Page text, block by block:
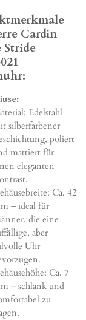
Cardin
Stride
Edelstahl
silberfarbener
poliert
mattiert für
eleganten
Ca. 42
– ideal für
die eine
aber
Uhr
Ca. 7
– schlank und
zu